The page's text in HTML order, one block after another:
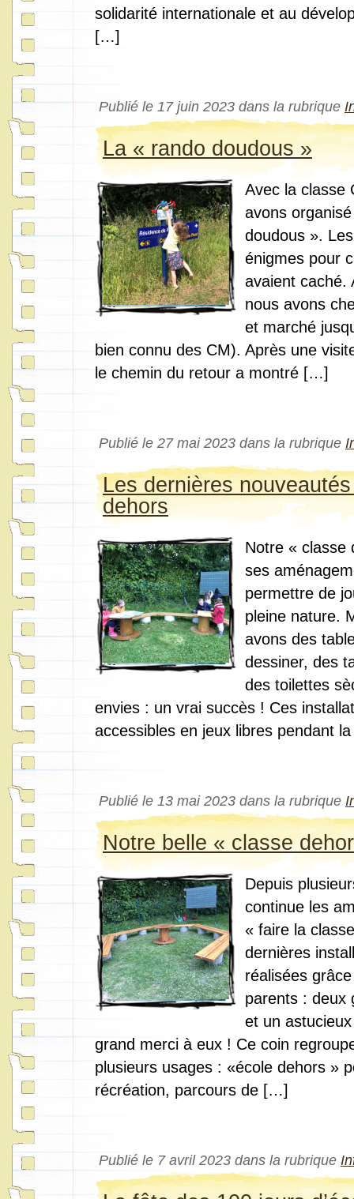
solidarité internationale et au
[…]
Publié le 17 juin 2023 dans la rubrique
La « rando doudous »
Avec la classe
avons
doudous ».
énigmes pour
avaient caché.
nous avons
et marché
bien connu des CM). Après une
le chemin du retour a montré […]
Publié le 27 mai 2023 dans la rubrique
Les dernières
dehors
Notre « classe
ses
permettre de
pleine nature.
avons des
dessiner, des
des toilettes
envies : un vrai succès ! Ces
accessibles en jeux libres pendant
Publié le 13 mai 2023 dans la rubrique
Notre belle « classe
Depuis
continue les
« faire la
dernières
réalisées
parents : deux
et un
grand merci à eux ! Ce coin
plusieurs usages : «école dehors »
récréation, parcours de […]
Publié le 7 avril 2023 dans la rubrique